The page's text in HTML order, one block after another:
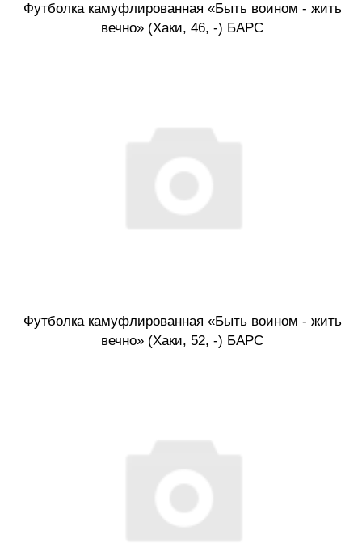
Футболка камуфлированная «Быть воином - жить
вечно» (Хаки, 46, -) БАРС
Футболка камуфлированная «Быть воином - жить
вечно» (Хаки, 52, -) БАРС